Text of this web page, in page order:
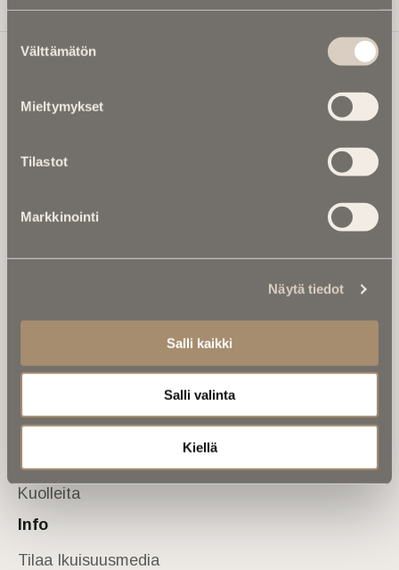
valinta
Välttämätön
Mieltymykset
Tilastot
Markkinointi
Näytä tiedot
Salli kaikki
Salli valinta
Kiellä
Tilaa Uutiskirje
Ikuisuusmedia
valtakunnallinen mediabrändi. Julkaisemme uusimmat
kuolinuutiset ja kuolintiedot.
Anna palautetta
Muistokirjoituksia
Kuolema koskettaa
Asiantuntijoilta
Kuolleita
Info
Tilaa Ikuisuusmedia